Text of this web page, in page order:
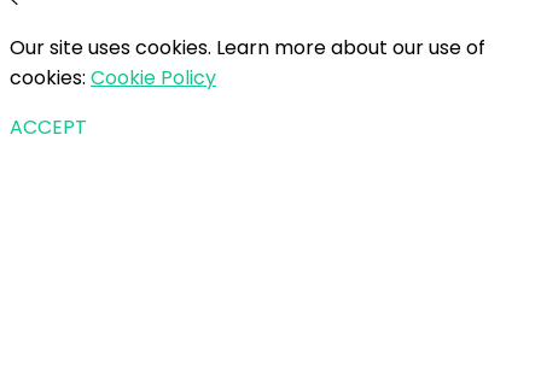
Our site uses cookies. Learn more about our use of
cookies: Cookie Policy
ACCEPT